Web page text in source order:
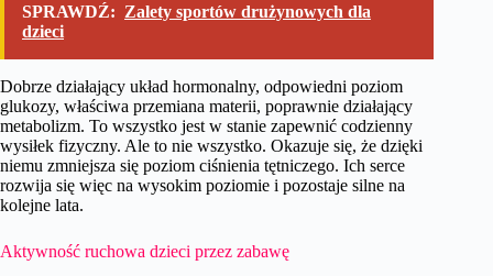
SPRAWDŹ: Zalety sportów drużynowych dla
dzieci
Dobrze działający układ hormonalny, odpowiedni poziom
glukozy, właściwa przemiana materii, poprawnie działający
metabolizm. To wszystko jest w stanie zapewnić codzienny
wysiłek fizyczny. Ale to nie wszystko. Okazuje się, że dzięki
niemu zmniejsza się poziom ciśnienia tętniczego. Ich serce
rozwija się więc na wysokim poziomie i pozostaje silne na
kolejne lata.
Aktywność ruchowa dzieci przez zabawę